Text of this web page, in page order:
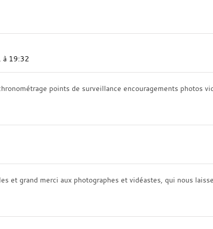
à 19:32
points de surveillance encouragements photos
et grand merci aux photographes et vidéastes, qui nous